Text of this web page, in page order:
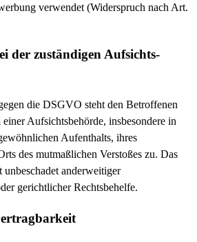
verwendet (Widerspruch nach Art.
der zuständigen Aufsichts­
die DSGVO steht den Betroffenen
Aufsichtsbehörde, insbesondere in
Aufenthalts, ihres
des mutmaßlichen Verstoßes zu. Das
unbeschadet anderweitiger
gerichtlicher Rechtsbehelfe.